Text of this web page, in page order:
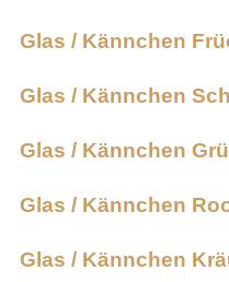
Glas / Kännchen
Glas / Kännchen
Glas / Kännchen
Glas / Kännchen
Glas / Kännchen